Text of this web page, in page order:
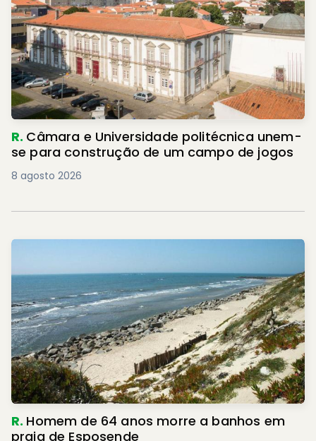
R. Câmara e Universidade politécnica unem-
se para construção de um campo de jogos
8 agosto 2026
R. Homem de 64 anos morre a banhos em
praia de Esposende